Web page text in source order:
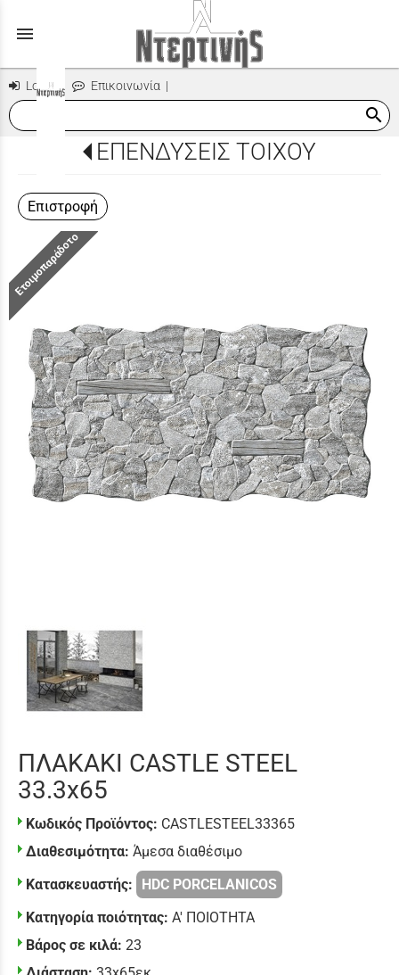
menu
Login | Επικοινωνία |
search
ΕΠΕΝΔΥΣΕΙΣ ΤΟΙΧΟΥ
Επιστροφή
Ετοιμοπαράδοτο
ΠΛΑΚΑΚΙ CASTLE STEEL
33.3x65
Κωδικός Προϊόντος: CASTLESTEEL33365
Διαθεσιμότητα: Άμεσα διαθέσιμο
Κατασκευαστής:
HDC PORCELANICOS
Κατηγορία ποιότητας: Α' ΠΟΙΟΤΗΤΑ
Βάρος σε κιλά: 23